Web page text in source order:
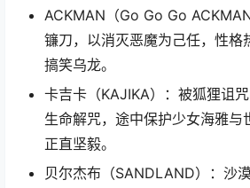
ACKMAN（Go Go Go
镰刀，以消灭恶魔为己任，性格
搞笑乌龙。
卡吉卡（KAJIKA）：被狐狸诅
生命解咒，途中保护少女海雅与
正直坚毅。
贝尔杰布（SANDLAND）：沙